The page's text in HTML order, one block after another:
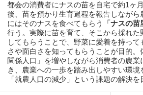
都会の消費者にナスの苗を自宅で約1ヶ
後、苗を預かり生育過程を報告しながら
にはそのナスを食べてもらう
「ナスの
行う。実際に苗を育て、そこから採れた
してもらうことで、野菜に愛着を持っ
さや面白さを知ってもらうことが目的。
関係人口」を増やしながら消費者の農
き、農業への一歩を踏み出しやすい環境
「就農人口の減少」という課題の解決を